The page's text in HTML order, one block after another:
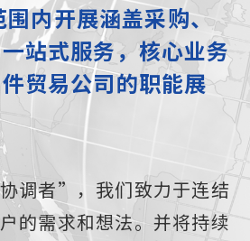
内开展涵盖采购、
站式服务，核心业务
贸易公司的职能展
调者”， 我们致力于连结
的需求和想法。 并将持续